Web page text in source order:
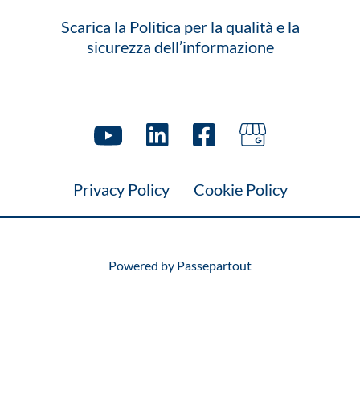
Scarica la Politica per la qualità e la
sicurezza dell’informazione
Privacy Policy Cookie Policy
Powered by Passepartout